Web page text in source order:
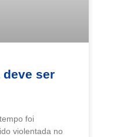
ser
foi
violentada no